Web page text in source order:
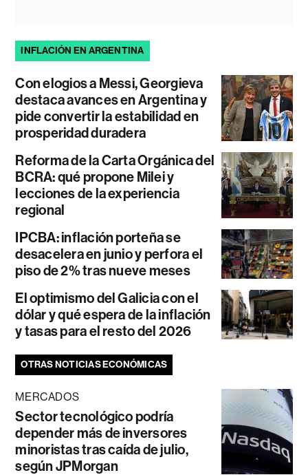
INFLACIÓN EN ARGENTINA
Con elogios a Messi, Georgieva
destaca avances en Argentina y
pide convertir la estabilidad en
prosperidad duradera
Reforma de la Carta Orgánica del
BCRA: qué propone Milei y
lecciones de la experiencia
regional
IPCBA: inflación porteña se
desacelera en junio y perfora el
piso de 2% tras nueve meses
El optimismo del Galicia con el
dólar y qué espera de la inflación
y tasas para el resto del 2026
OTRAS NOTICIAS ECONÓMICAS
MERCADOS
Sector tecnológico podría
depender más de inversores
minoristas tras caída de julio,
según JPMorgan